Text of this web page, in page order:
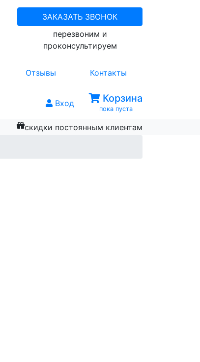
ЗАКАЗАТЬ ЗВОНОК
перезвоним и
проконсультируем
Отзывы Контакты
Вход Корзина
пока пуста
скидки постоянным клиентам